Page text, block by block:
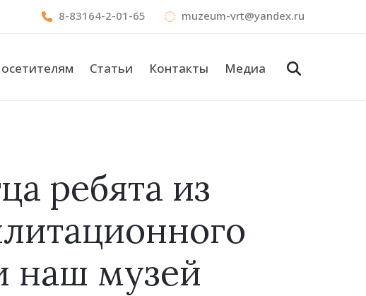
8-83164-2-01-65 muzeum-vrt@yandex.ru
Статьи Контакты Медиа
ребята из
наш музей